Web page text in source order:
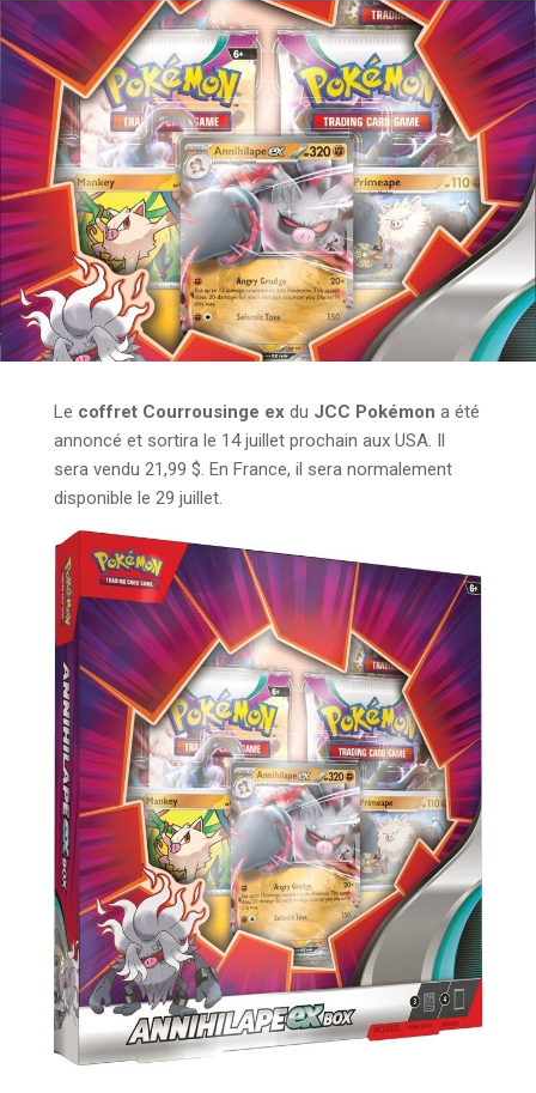
Le coffret Courrousinge ex du JCC Pokémon a été
annoncé et sortira le 14 juillet prochain aux USA. Il
sera vendu 21,99 $. En France, il sera normalement
disponible le 29 juillet.